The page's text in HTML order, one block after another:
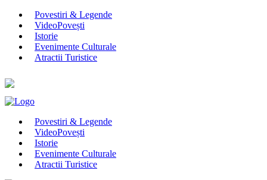
Povestiri & Legende
VideoPovești
Istorie
Evenimente Culturale
Atractii Turistice
Povestiri & Legende
VideoPovești
Istorie
Evenimente Culturale
Atractii Turistice